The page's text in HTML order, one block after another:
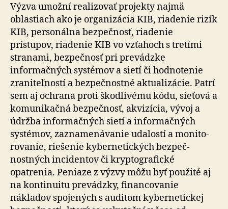
Výzva umožní realizovať projekty najmä
oblastiach ako je organizácia KIB, riadenie rizík
KIB, personálna bezpečnosť, riadenie
prístupov, riadenie KIB vo vzťahoch s tretími
stranami, bezpečnosť pri prevádzke
informačných systémov a sietí či hodnotenie
zraniteľností a bezpečnostné aktualizácie. Patrí
sem aj ochrana proti škodlivému kódu, sieťová a
komunikačná bezpečnosť, akvizícia, vývoj a
údržba informačných sietí a informačných
systémov, zazna­me­ná­va­nie udalostí a mo­ni­to­
ro­va­nie, riešenie ky­ber­ne­tických bez­peč­
nostných inci­den­tov či kryp­to­gra­fické
opatrenia. Peniaze z výzvy môžu byť použité aj
na kontinuitu prevádzky, financovanie
nákladov spojených s auditom kybernetickej